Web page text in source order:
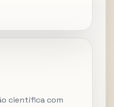
científica com